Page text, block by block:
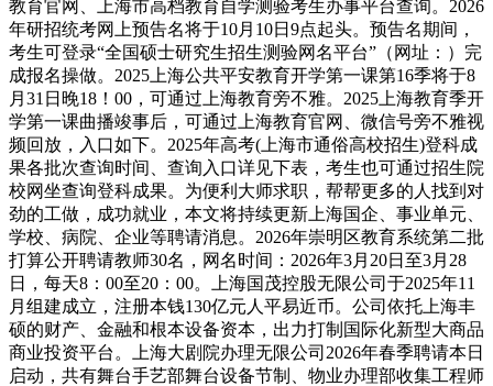
教育官网、上海市高档教育自学测验考生办事平台查询。2026
年研招统考网上预告名将于10月10日9点起头。预告名期间，
考生可登录“全国硕士研究生招生测验网名平台”（网址：）完
成报名操做。2025上海公共平安教育开学第一课第16季将于8
月31日晚18！00，可通过上海教育旁不雅。2025上海教育季开
学第一课曲播竣事后，可通过上海教育官网、微信号旁不雅视
频回放，入口如下。2025年高考(上海市通俗高校招生)登科成
果各批次查询时间、查询入口详见下表，考生也可通过招生院
校网坐查询登科成果。为便利大师求职，帮帮更多的人找到对
劲的工做，成功就业，本文将持续更新上海国企、事业单元、
学校、病院、企业等聘请消息。2026年崇明区教育系统第二批
打算公开聘请教师30名，网名时间：2026年3月20日至3月28
日，每天8：00至20：00。上海国茂控股无限公司于2025年11
月组建成立，注册本钱130亿元人平易近币。公司依托上海丰
硕的财产、金融和根本设备资本，出力打制国际化新型大商品
商业投资平台。上海大剧院办理无限公司2026年春季聘请本日
启动，共有舞台手艺部舞台设备节制、物业办理部收集工程师